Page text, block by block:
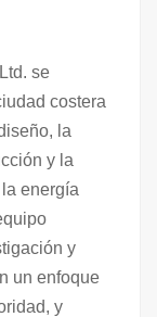
se
costera
la
y la
energía
y
un enfoque
y